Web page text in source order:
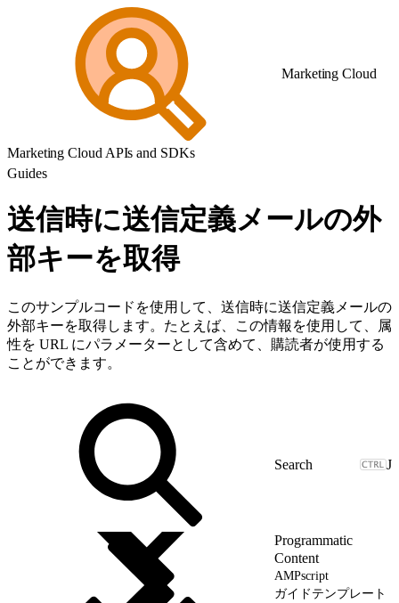
Marketing Cloud
Marketing Cloud APIs and SDKs
Guides
送信時に送信定義メールの外
部キーを取得
このサンプルコードを使用して、送信時に送信定義メールの
外部キーを取得します。たとえば、この情報を使用して、属
性を URL にパラメーターとして含めて、購読者が使用する
ことができます。
J
Programmatic
Content
AMPscript
ガイドテンプレート